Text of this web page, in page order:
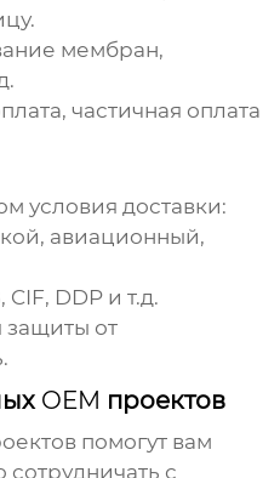
мембран,
частичная оплата
условия доставки:
авиационный,
CIF, DDP и т.д.
защиты от
OEM проектов
помогут вам
сотрудничать с